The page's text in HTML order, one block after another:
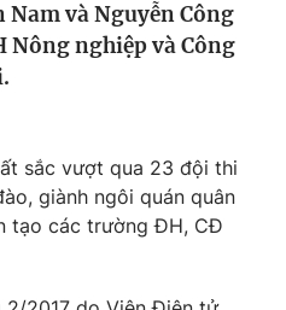
và Nguyễn Công
Nông nghiệp và Công
sắc vượt qua 23 đội thi
giành ngôi quán quân
tạo các trường ĐH, CĐ